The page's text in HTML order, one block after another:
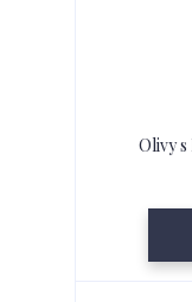
Olivy s